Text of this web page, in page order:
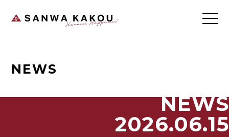
NEWS
NEWS
2026.06.15